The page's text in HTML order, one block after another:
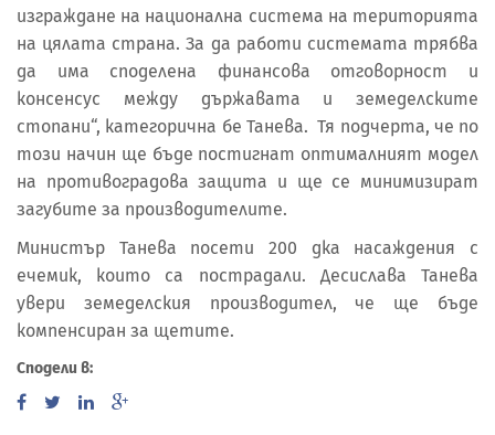
изграждане на национална система на територията
на цялата страна. За да работи системата трябва
да има споделена финансова отговорност и
консенсус между държавата и земеделските
стопани“, категорична бе Танева. Тя подчерта, че по
този начин ще бъде постигнат оптималният модел
на противоградова защита и ще се минимизират
загубите за производителите.
Министър Танева посети 200 дка насаждения с
ечемик, които са пострадали. Десислава Танева
увери земеделския производител, че ще бъде
компенсиран за щетите.
Сподели в: